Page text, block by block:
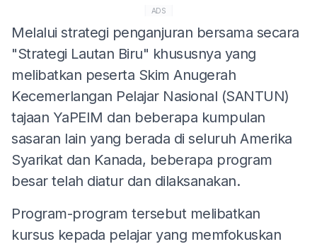
ADS
Melalui strategi penganjuran bersama secara
"Strategi Lautan Biru" khususnya yang
melibatkan peserta Skim Anugerah
Kecemerlangan Pelajar Nasional (SANTUN)
tajaan YaPEIM dan beberapa kumpulan
sasaran lain yang berada di seluruh Amerika
Syarikat dan Kanada, beberapa program
besar telah diatur dan dilaksanakan.
Program-program tersebut melibatkan
kursus kepada pelajar yang memfokuskan